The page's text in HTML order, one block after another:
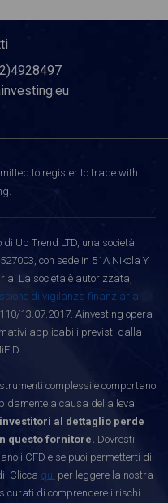
to register to trade with
Up Trend LTD, una società
con sede in 51A Nikola Y.
La società è autorizzata,
di vigilanza finanziaria
13.07.2017. Ainvesting opera
applicabili previsti dalla
strumenti complessi e comportano
a causa della leva
al dettaglio perde
questo fornitore. Dovresti
i CFD e se puoi permetterti di
Clicca qui per leggere la nostra
di comprendere i rischi